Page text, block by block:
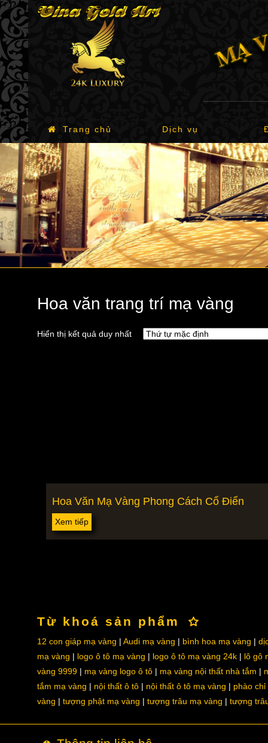
Trang chủ Dịch vụ
Hoa văn trang trí mạ vàng
Hiển thị kết quả duy nhất
Hoa Văn Mạ Vàng Phong Cách Cổ Điển
Xem tiếp
Từ khoá sản phẩm
12 con giáp mạ vàng Audi mạ vàng bình hoa mạ vàng
mạ vàng
logo ô tô mạ vàng logo ô tô mạ vàng 24k
lô gô
vàng 9999
mạ vàng logo ô tô mạ vàng nội thất nhà tắm
tắm mạ vàng
nội thất ô tô nội thất ô tô mạ vàng
phào chỉ
vàng
tượng phật mạ vàng tượng trâu mạ vàng tượng